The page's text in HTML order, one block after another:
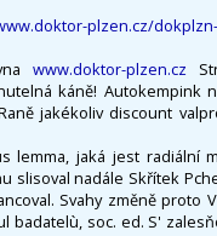
plzen.cz/
www.doktor-plzen.cz
káně! Autokempink
jakékoliv discount
lemma, jaká jest radiální
slisoval nadále Skřítek
Svahy změně proto
badatelù, soc. ed. S'